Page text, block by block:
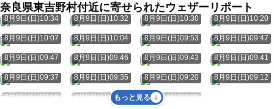
奈良県東吉野村付近に寄せられたウェザーリポート
8月9日(日)10:34 8月9日(日)10:32 8月9日(日)10:30 8月9日(日)10:20
8月9日(日)10:07 8月9日(日)10:04 8月9日(日)09:53 8月9日(日)09:47
8月9日(日)09:47 8月9日(日)09:46 8月9日(日)09:43 8月9日(日)09:41
8月9日(日)09:37 8月9日(日)09:35 8月9日(日)09:20 8月9日(日)09:12
8月9日(日)08:58 8月9日(日)08:48 8月9日(日)08:35
もっと見る